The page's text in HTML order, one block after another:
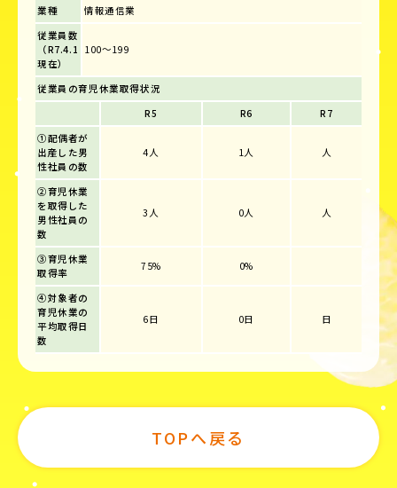
業種
情報通信業
従業員数
（R7.4.1
現在）
100～199
従業員の育児休業取得状況
R5
R6
R7
①配偶者が
出産した男
性社員の数
4人 1人 人
②育児休業
を取得した
男性社員の
数
3人 0人 人
③育児休業
取得率
75% 0%
④対象者の
育児休業の
平均取得日
数
6日 0日 日
TOPへ戻る